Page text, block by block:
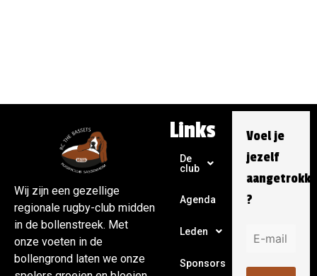
Wij zijn een gezellige
regionale rugby-club midden
in de bollenstreek. Met
onze voeten in de
bollengrond laten we onze
Links
De
club
Agenda
Leden
Sponsors
Voel je
jezelf
?